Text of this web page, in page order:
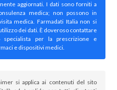
aggiornati. I dati sono forniti a
medica; non possono in
medica. Farmadati Italia non si
dei dati. È doveroso contattare
per la prescrizione e
e dispositivi medici.
si applica ai contenuti del sito